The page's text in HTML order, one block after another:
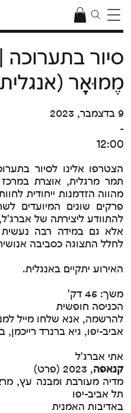
הצטרפו אלינו לסיור
תמר מרגלית, אוצרת
מהווה הזדמנות ייחודית
פרקים שונים המיועדים
להתוודע ליצירתה של
אלא גם במידה רבה נעשית
לחלל התצוגה כסביבה
האירוע יתקיים באנגלית.
משך: 45 דק'
הכניסה חופשית
אביב-יפו, גיא ברנרד רייכמן,
אתי אברג'ל
קנאפה, 2023 (פרט)
תל אביב-יפו
באדיבות האמנית
סיור
מֶמוּאָר
9 בדצמבר, 2023
-
12:00